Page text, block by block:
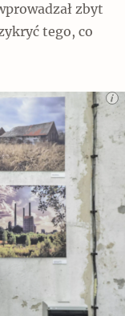
zbyt
tego, co